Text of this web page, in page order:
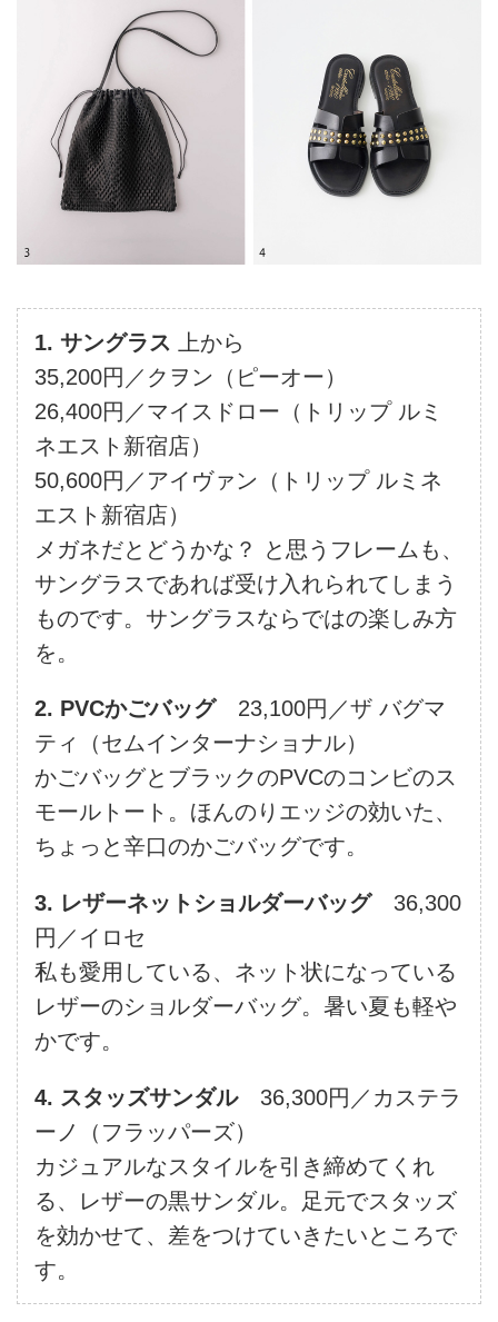
1. サングラス
上から
35,200円／クヲン（ピーオー）
26,400円／マイスドロー（トリップ ルミ
ネエスト新宿店）
50,600円／アイヴァン（トリップ ルミネ
エスト新宿店）
メガネだとどうかな？ と思うフレームも、
サングラスであれば受け入れられてしまう
ものです。サングラスならではの楽しみ方
を。
2. PVCかごバッグ23,100円／ザ バグマ
ティ（セムインターナショナル）
かごバッグとブラックのPVCのコンビのス
モールトート。ほんのりエッジの効いた、
ちょっと辛口のかごバッグです。
3. レザーネットショルダーバッグ36,300
円／イロセ
私も愛用している、ネット状になっている
レザーのショルダーバッグ。暑い夏も軽や
かです。
4. スタッズサンダル36,300円／カステラ
ーノ（フラッパーズ）
カジュアルなスタイルを引き締めてくれ
る、レザーの黒サンダル。足元でスタッズ
を効かせて、差をつけていきたいところで
す。